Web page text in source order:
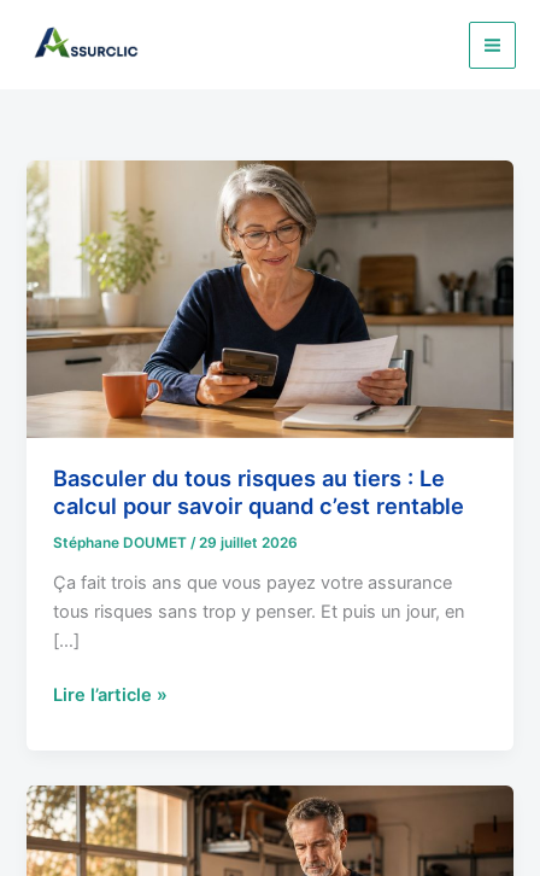
Basculer du tous risques au tiers : Le
calcul pour savoir quand c’est rentable
Stéphane DOUMET /29 juillet 2026
Ça fait trois ans que vous payez votre assurance
tous risques sans trop y penser. Et puis un jour, en
[…]
tous
risques
tiers
:
calcul
pour
quand
c’est
rentable
Lire l’article »
Tous
risques
: